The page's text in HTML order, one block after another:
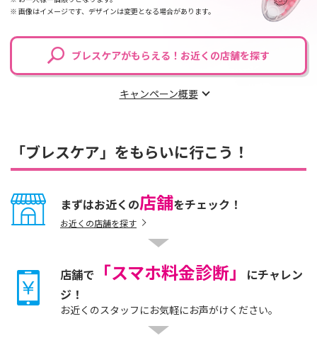
画像はイメージです、デザインは変更となる場合があります。
ブレスケアがもらえる！お近くの店舗を探す
キャンペーン概要
「ブレスケア」をもらいに行こう！
まずはお近くの店舗をチェック！
お近くの店舗を探す
店舗で 「スマホ料金診断」
にチャレン
ジ！
お近くのスタッフにお気軽にお声がけください。